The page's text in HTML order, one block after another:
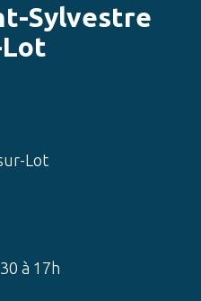
Sylvestre
Lot
à 17h